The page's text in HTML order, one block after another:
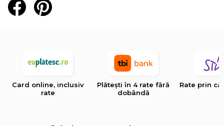
Card online, inclusiv
rate
Plătești în 4 rate fără
dobândă
Rate prin